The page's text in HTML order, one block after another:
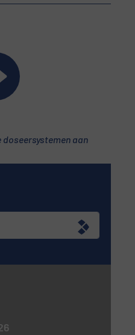
doseersystemen aan